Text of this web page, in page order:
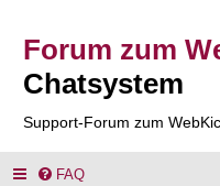
Forum zum
Chatsystem
Support-Forum zum
FAQ